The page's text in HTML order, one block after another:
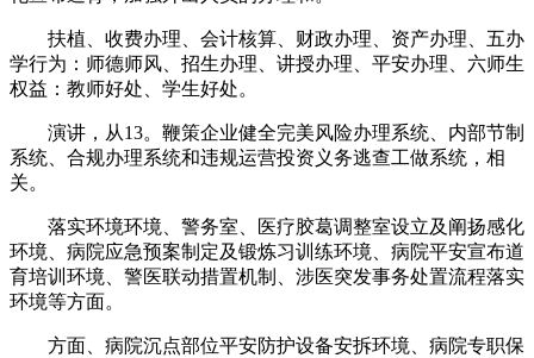
扶植、收费办理、会计核算、财政办理、资产办理、五办
学行为：师德师风、招生办理、讲授办理、平安办理、六师生
权益：教师好处、学生好处。
演讲，从13。鞭策企业健全完美风险办理系统、内部节制
系统、合规办理系统和违规运营投资义务逃查工做系统，相
关。
落实环境环境、警务室、医疗胶葛调整室设立及阐扬感化
环境、病院应急预案制定及锻炼习训练环境、病院平安宣布道
育培训环境、警医联动措置机制、涉医突发事务处置流程落实
环境等方面。
方面、病院沉点部位平安防护设备安拆环境、病院专职保